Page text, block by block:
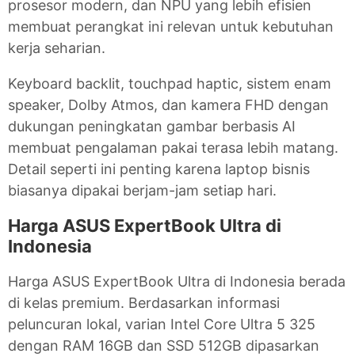
prosesor modern, dan NPU yang lebih efisien
membuat perangkat ini relevan untuk kebutuhan
kerja seharian.
Keyboard backlit, touchpad haptic, sistem enam
speaker, Dolby Atmos, dan kamera FHD dengan
dukungan peningkatan gambar berbasis AI
membuat pengalaman pakai terasa lebih matang.
Detail seperti ini penting karena laptop bisnis
biasanya dipakai berjam-jam setiap hari.
Harga ASUS ExpertBook Ultra di
Indonesia
Harga ASUS ExpertBook Ultra di Indonesia berada
di kelas premium. Berdasarkan informasi
peluncuran lokal, varian Intel Core Ultra 5 325
dengan RAM 16GB dan SSD 512GB dipasarkan